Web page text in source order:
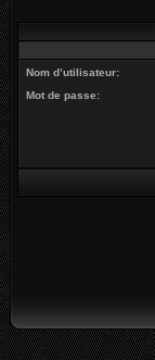
Nom d’utilisateur:
Mot de passe: